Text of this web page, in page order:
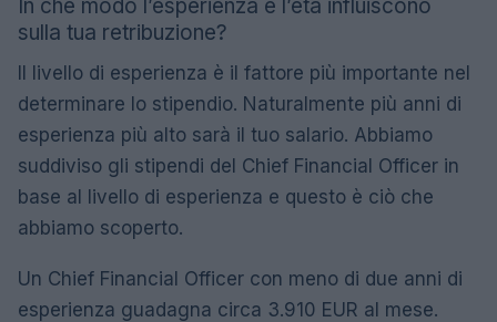
In che modo l’esperienza e l’età influiscono
sulla tua retribuzione?
Il livello di esperienza è il fattore più importante nel
determinare lo stipendio. Naturalmente più anni di
esperienza più alto sarà il tuo salario. Abbiamo
suddiviso gli stipendi del Chief Financial Officer in
base al livello di esperienza e questo è ciò che
abbiamo scoperto.
Un Chief Financial Officer con meno di due anni di
esperienza guadagna circa 3.910 EUR al mese.